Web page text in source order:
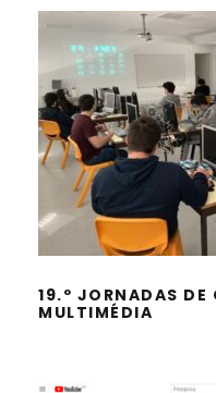
19.º
19.º JORNADAS DE
MULTIMÉDIA